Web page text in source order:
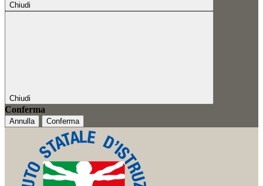
Chiudi
Chiudi
Conferma
Annulla Conferma